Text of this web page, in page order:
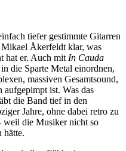
tiefer gestimmte Gitarren
Mikael Åkerfeldt klar, was
hat er. Auch mit In Cauda
die Sparte Metal einordnen,
massiven Gesamtsound,
aufgepimpt ist. Was das
die Band tief in den
Jahre, ohne dabei retro zu
die Musiker nicht so
hätte.